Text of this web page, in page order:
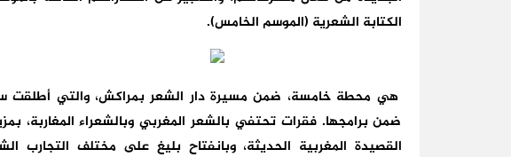
الكتابة الشعرية (الموسم الخامس).
هي محطة خامسة، ضمن مسيرة دار الشعر بمراكش، والتي أطلقت
ضمن برامجها. فقرات تحتفي بالشعر المغربي وبالشعراء المغاربة،
القصيدة المغربية الحديثة، وبانفتاح بليغ على مختلف التجارب